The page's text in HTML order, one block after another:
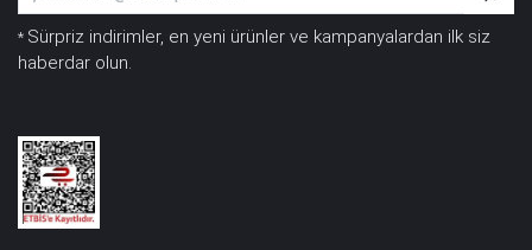
* Sürpriz indirimler, en yeni ürünler ve kampanyalardan ilk siz
haberdar olun.